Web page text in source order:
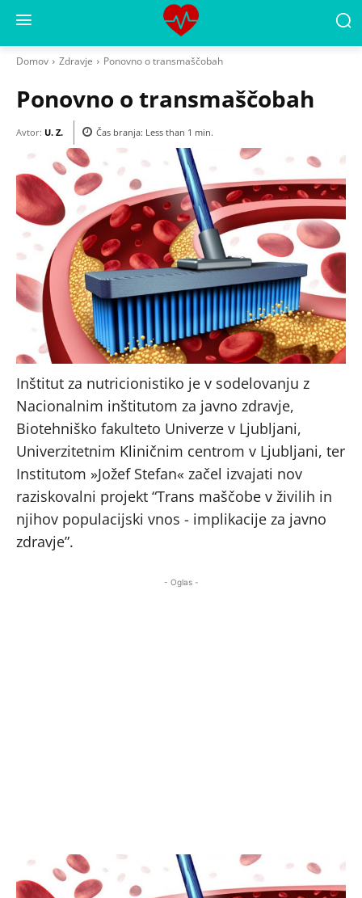
Domov Zdravje Ponovno o transmaščobah
Ponovno o transmaščobah
Avtor: U. Z. Čas branja: Less than 1 min.
Inštitut za nutricionistiko je v sodelovanju z
Nacionalnim inštitutom za javno zdravje,
Biotehniško fakulteto Univerze v Ljubljani,
Univerzitetnim Kliničnim centrom v Ljubljani, ter
Institutom »Jožef Stefan« začel izvajati nov
raziskovalni projekt “Trans maščobe v živilih in
njihov populacijski vnos -­ implikacije za javno
zdravje”.
- Oglas -